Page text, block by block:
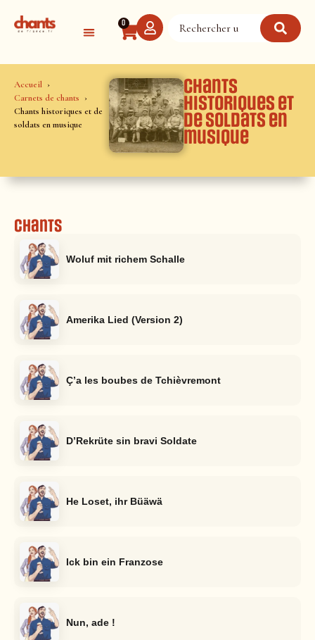
0
Accueil
Carnets de chants
Chants historiques et de
soldats en musique
Chants
historiques et
de soldats en
musique
Chants
Woluf mit richem Schalle
Amerika Lied (Version 2)
Ç’a les boubes de Tchièvremont
D’Rekrüte sin bravi Soldate
He Loset, ihr Büäwä
Ick bin ein Franzose
Nun, ade !